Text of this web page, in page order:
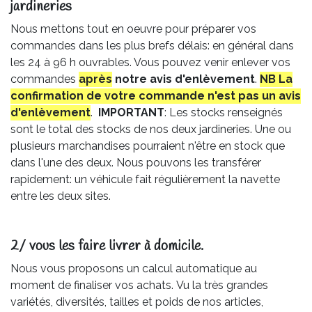
jardineries​
Nous mettons tout en oeuvre pour préparer vos
commandes dans les plus brefs délais: en général dans
les 24 à 96 h ouvrables. Vous pouvez venir enlever vos
commandes après notre avis d'enlèvement. NB La
confirmation de votre commande n'est pas un avis
d'enlèvement. IMPORTANT: Les stocks renseignés
sont le total des stocks de nos deux jardineries. Une ou
plusieurs marchandises pourraient n'être en stock que
dans l'une des deux. Nous pouvons les transférer
rapidement: un véhicule fait régulièrement la navette
entre les deux sites.
2/ vous les faire livrer à domicile.
Nous vous proposons un calcul automatique au
moment de finaliser vos achats. Vu la très grandes
variétés, diversités, tailles et poids de nos articles,